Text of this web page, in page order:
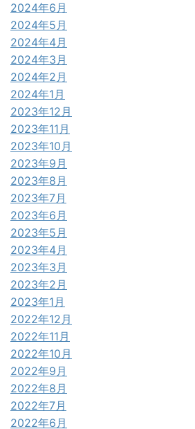
2024年6月
2024年5月
2024年4月
2024年3月
2024年2月
2024年1月
2023年12月
2023年11月
2023年10月
2023年9月
2023年8月
2023年7月
2023年6月
2023年5月
2023年4月
2023年3月
2023年2月
2023年1月
2022年12月
2022年11月
2022年10月
2022年9月
2022年8月
2022年7月
2022年6月